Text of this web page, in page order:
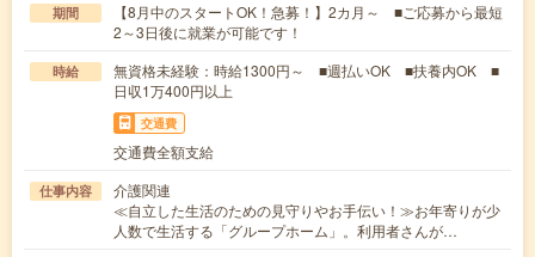
期間
【8月中のスタートOK！急募！】2カ月～ ■ご応募から最短
2～3日後に就業が可能です！
時給
無資格未経験：時給1300円～ ■週払いOK ■扶養内OK ■
日収1万400円以上
交通費
交通費全額支給
仕事内容
介護関連
≪自立した生活のための見守りやお手伝い！≫お年寄りが少
人数で生活する「グループホーム」。利用者さんが…